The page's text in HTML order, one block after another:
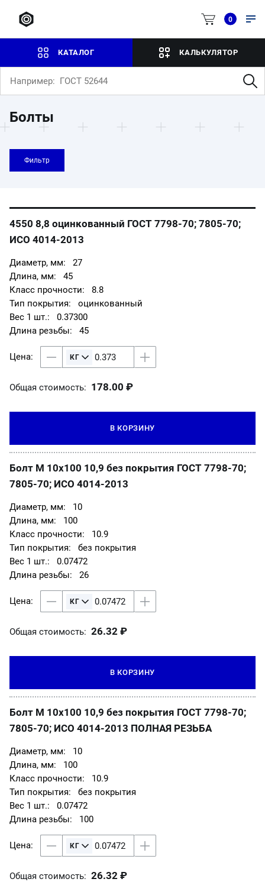
0
КАТАЛОГ КАЛЬКУЛЯТОР
Болты
Фильтр
4550 8,8 оцинкованный ГОСТ 7798-70; 7805-70;
ИСО 4014-2013
27
45
8.8
оцинкованный
0.37300
45
Общая стоимость: 178.00 ₽
В КОРЗИНУ
Болт М 10х100 10,9 без покрытия ГОСТ 7798-70;
7805-70; ИСО 4014-2013
10
100
10.9
без покрытия
0.07472
26
Общая стоимость: 26.32 ₽
В КОРЗИНУ
Болт М 10х100 10,9 без покрытия ГОСТ 7798-70;
7805-70; ИСО 4014-2013 ПОЛНАЯ РЕЗЬБА
10
100
10.9
без покрытия
0.07472
100
Общая стоимость: 26.32 ₽